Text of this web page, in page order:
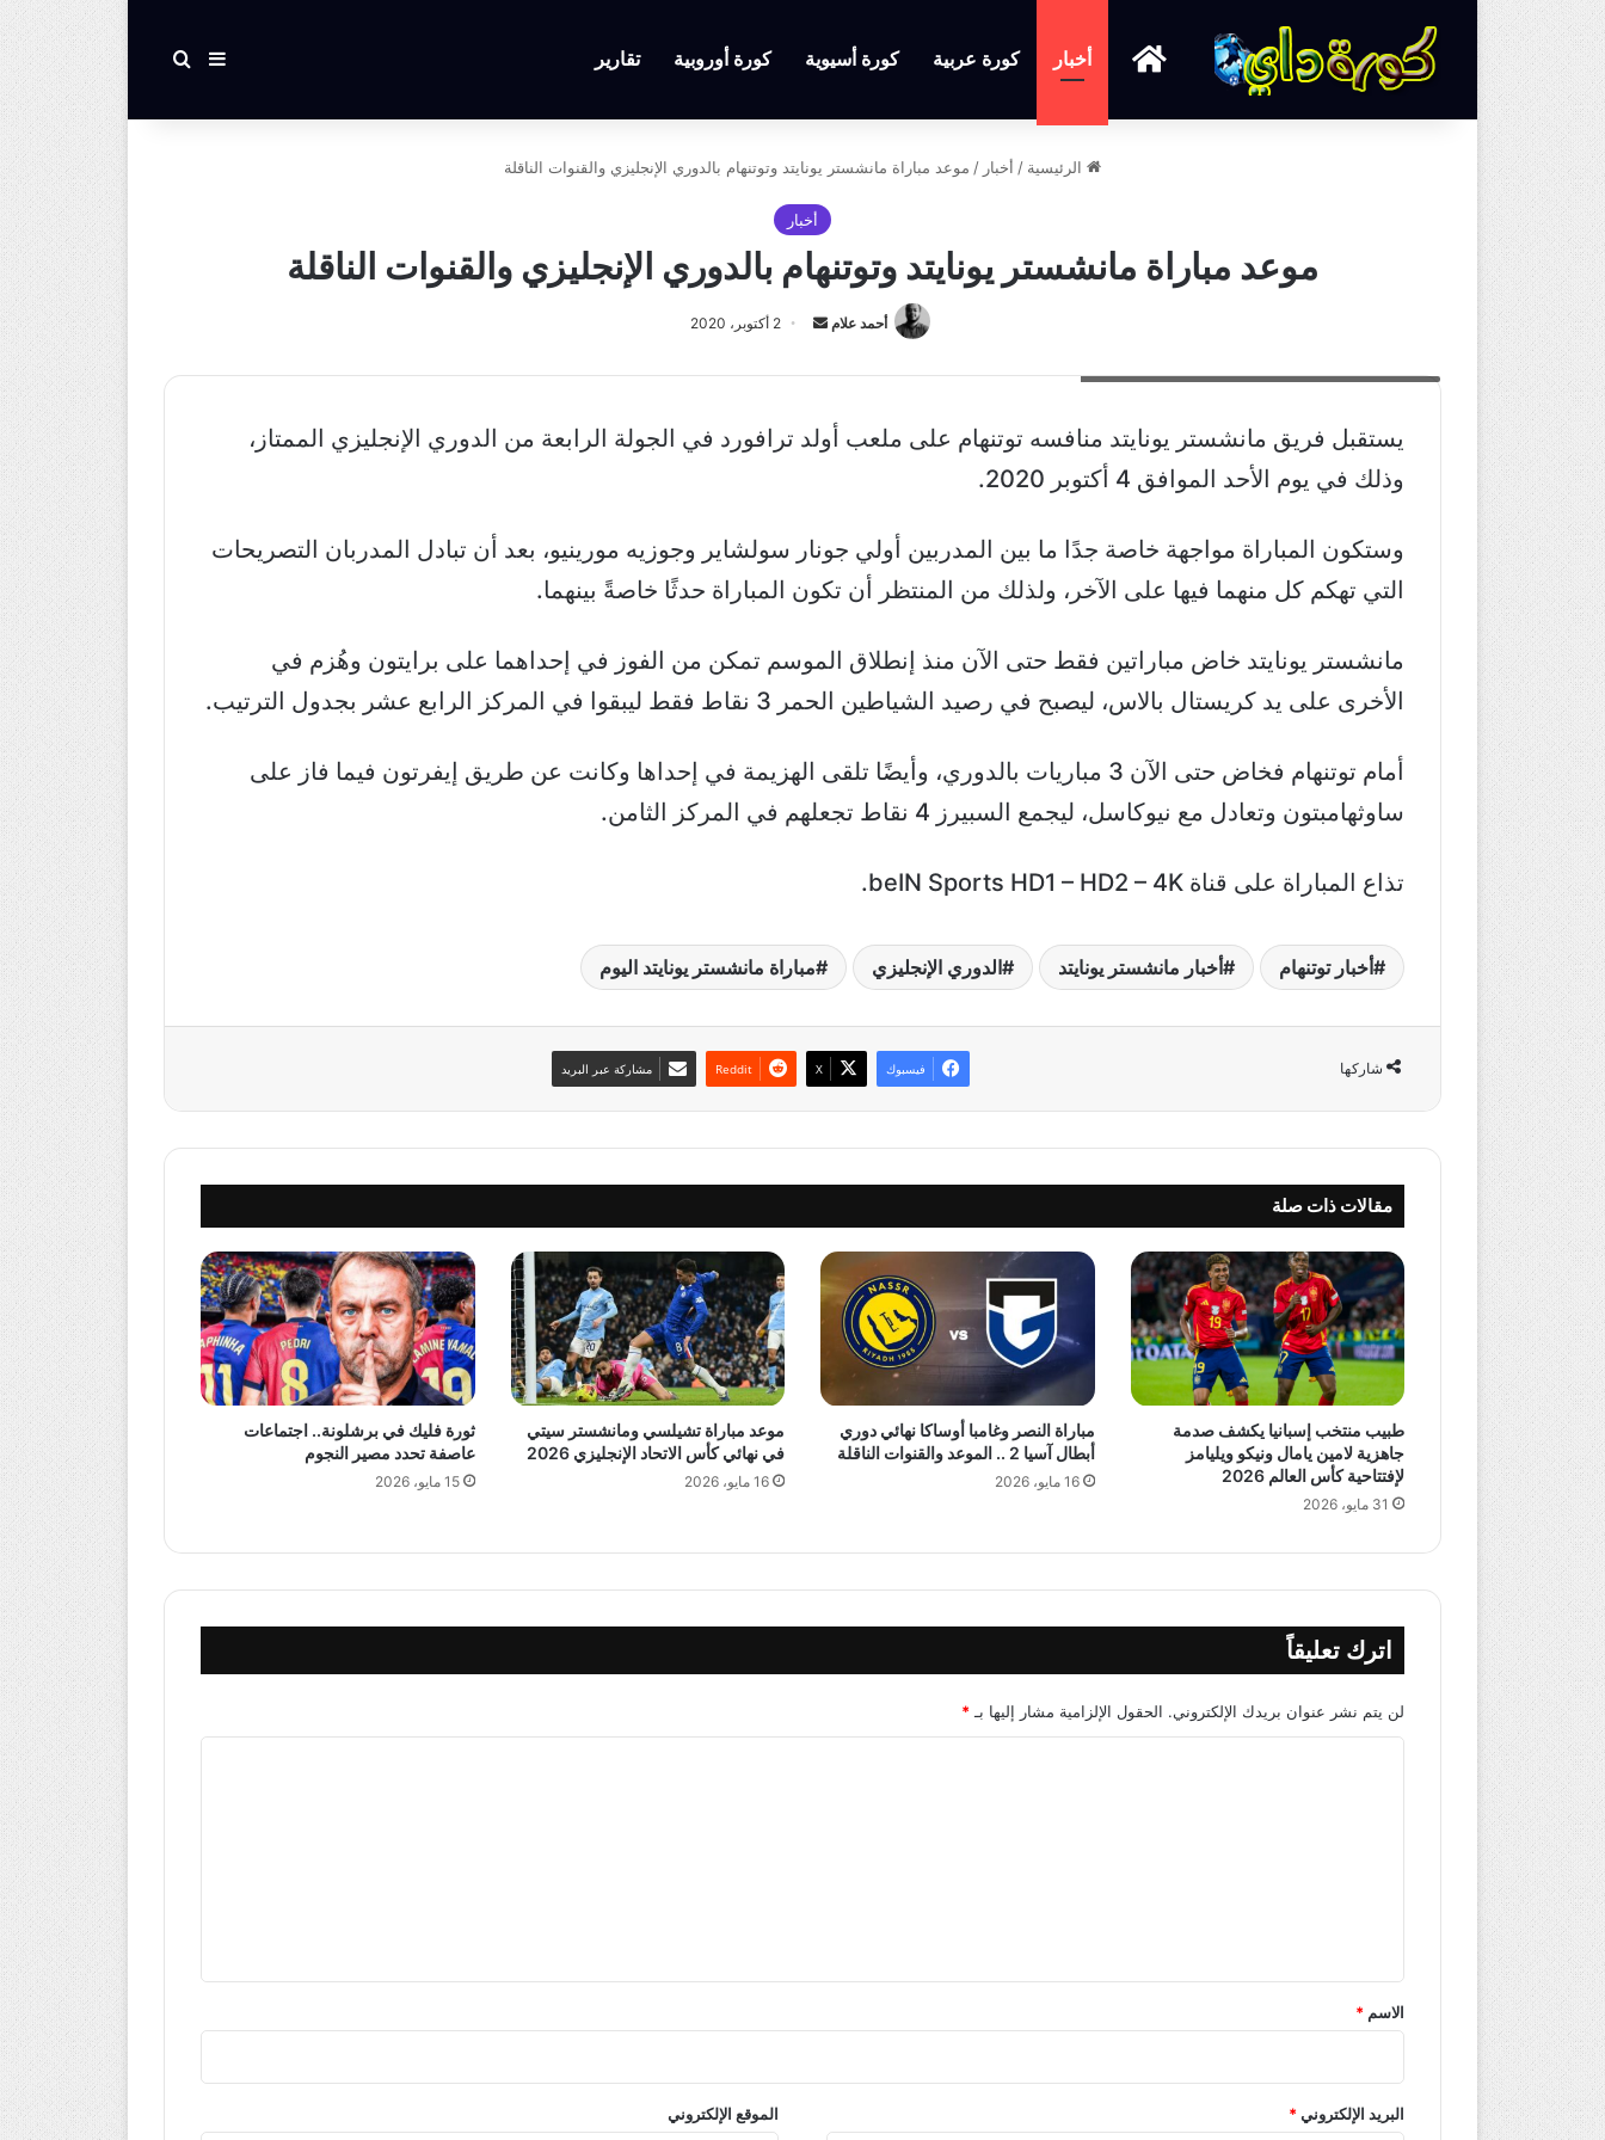
الرئيسية
أخبار كورة عربية كورة أسيوية كورة أوروبية تقارير إضافة عمود جانبي
بحث عن
الرئيسية / أخبار / موعد مباراة مانشستر يونايتد وتوتنهام بالدوري الإنجليزي والقنوات الناقلة
أخبار
موعد مباراة مانشستر يونايتد وتوتنهام بالدوري الإنجليزي والقنوات الناقلة
أحمد علام
أرسل
إلكترونيا
2 أكتوبر، 2020
يستقبل فريق مانشستر يونايتد منافسه توتنهام على ملعب أولد ترافورد في الجولة الرابعة من الدوري الإنجليزي الممتاز،
وذلك في يوم الأحد الموافق 4 أكتوبر 2020.
وستكون المباراة مواجهة خاصة جدًا ما بين المدربين أولي جونار سولشاير وجوزيه مورينيو، بعد أن تبادل المدربان التصريحات
التي تهكم كل منهما فيها على الآخر، ولذلك من المنتظر أن تكون المباراة حدثًا خاصةً بينهما.
مانشستر يونايتد خاض مباراتين فقط حتى الآن منذ إنطلاق الموسم تمكن من الفوز في إحداهما على برايتون وهُزم في
الأخرى على يد كريستال بالاس، ليصبح في رصيد الشياطين الحمر 3 نقاط فقط ليبقوا في المركز الرابع عشر بجدول الترتيب.
أمام توتنهام فخاض حتى الآن 3 مباريات بالدوري، وأيضًا تلقى الهزيمة في إحداها وكانت عن طريق إيفرتون فيما فاز على
ساوثهامبتون وتعادل مع نيوكاسل، ليجمع السبيرز 4 نقاط تجعلهم في المركز الثامن.
تذاع المباراة على قناة beIN Sports HD1 – HD2 – 4K.
أخبار توتنهام أخبار مانشستر يونايتد الدوري الإنجليزي مباراة مانشستر يونايتد اليوم
شاركها فيسبوك ‫X
‏Reddit مشاركة عبر البريد
مقالات ذات صلة
طبيب منتخب إسبانيا يكشف صدمة
جاهزية لامين يامال ونيكو ويليامز
لإفتتاحية كأس العالم 2026
31 مايو، 2026
مباراة النصر وغامبا أوساكا نهائي دوري
أبطال آسيا 2 .. الموعد والقنوات الناقلة
16 مايو، 2026
موعد مباراة تشيلسي ومانشستر سيتي
في نهائي كأس الاتحاد الإنجليزي 2026
16 مايو، 2026
ثورة فليك في برشلونة.. اجتماعات
عاصفة تحدد مصير النجوم
15 مايو، 2026
اترك تعليقاً
لن يتم نشر عنوان بريدك الإلكتروني. الحقول الإلزامية مشار إليها بـ *
*
الاسم *
البريد الإلكتروني* الموقع الإلكتروني